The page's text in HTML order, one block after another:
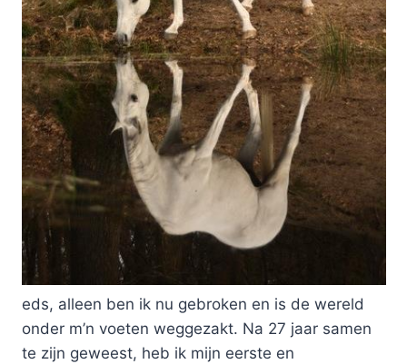
eds, alleen ben ik nu gebroken en is de wereld
onder m’n voeten weggezakt. Na 27 jaar samen
te zijn geweest, heb ik mijn eerste en